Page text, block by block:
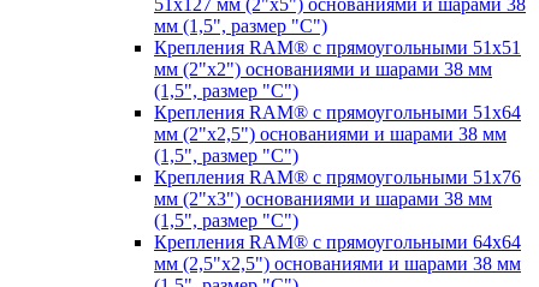
51х127 мм (2"х5") основаниями и шарами 38
мм (1,5", размер "C")
Крепления RAM® с прямоугольными 51х51
мм (2"х2") основаниями и шарами 38 мм
(1,5", размер "C")
Крепления RAM® с прямоугольными 51х64
мм (2"х2,5") основаниями и шарами 38 мм
(1,5", размер "C")
Крепления RAM® с прямоугольными 51х76
мм (2"х3") основаниями и шарами 38 мм
(1,5", размер "C")
Крепления RAM® с прямоугольными 64х64
мм (2,5"х2,5") основаниями и шарами 38 мм